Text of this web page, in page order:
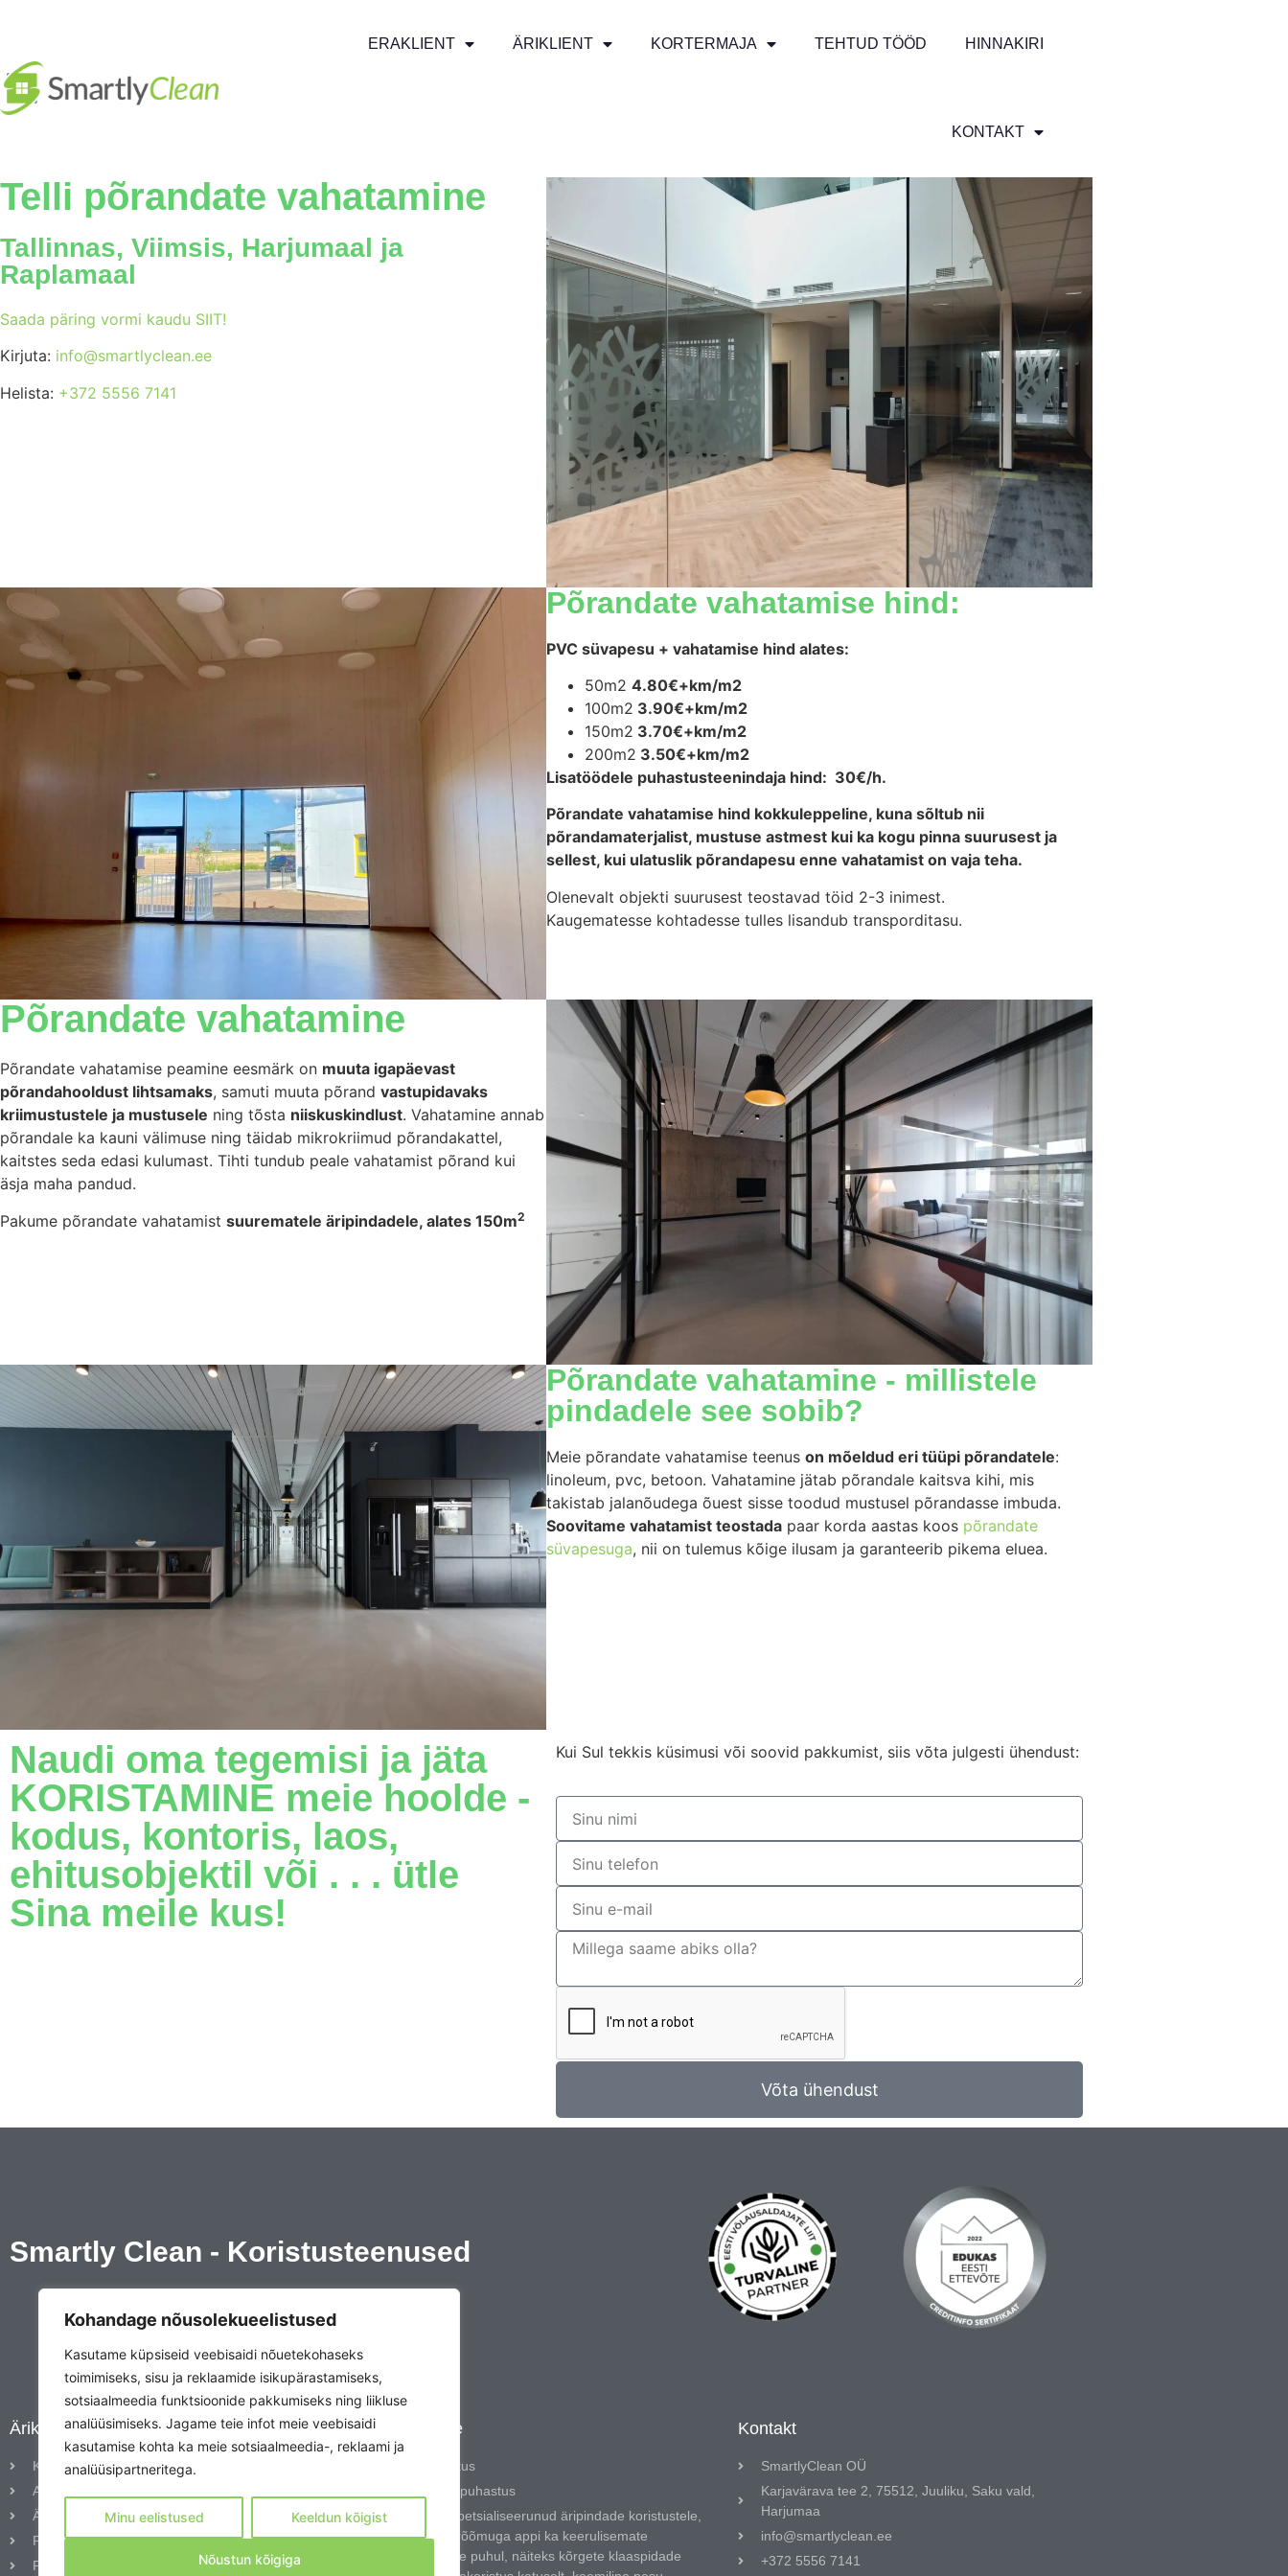
Kohandage nõusolekueelistused
Kasutame küpsiseid veebisaidi nõuetekohaseks
toimimiseks, sisu ja reklaamide isikupärastamiseks,
sotsiaalmeedia funktsioonide pakkumiseks ning liikluse
analüüsimiseks. Jagame teie infot meie veebisaidi
kasutamise kohta ka meie sotsiaalmeedia-, reklaami ja
analüüsipartneritega.
Minu eelistused Keeldun kõigist
Nõustun kõigiga
ERAKLIENT ÄRIKLIENT KORTERMAJA TEHTUD TÖÖD HINNAKIRI
KONTAKT
Telli põrandate vahatamine
Tallinnas, Viimsis, Harjumaal ja
Raplamaal
Saada päring vormi kaudu SIIT!
Kirjuta: info@smartlyclean.ee
Helista: +372 5556 7141
Põrandate vahatamise hind:
PVC süvapesu + vahatamise hind alates:
50m2 4.80€+km/m2
100m2 3.90€+km/m2
150m2 3.70€+km/m2
200m2 3.50€+km/m2
Lisatöödele puhastusteenindaja hind: 30€/h.
Põrandate vahatamise hind kokkuleppeline, kuna sõltub nii
põrandamaterjalist, mustuse astmest kui ka kogu pinna suurusest ja
sellest, kui ulatuslik põrandapesu enne vahatamist on vaja teha.
Olenevalt objekti suurusest teostavad töid 2-3 inimest.
Kaugematesse kohtadesse tulles lisandub transporditasu.
Põrandate vahatamine
Põrandate vahatamise peamine eesmärk on muuta igapäevast
põrandahooldust lihtsamaks, samuti muuta põrand vastupidavaks
kriimustustele ja mustusele ning tõsta niiskuskindlust. Vahatamine annab
põrandale ka kauni välimuse ning täidab mikrokriimud põrandakattel,
kaitstes seda edasi kulumast. Tihti tundub peale vahatamist põrand kui
äsja maha pandud.
Pakume põrandate vahatamist suurematele äripindadele, alates 150m2
Põrandate vahatamine - millistele
pindadele see sobib?
Meie põrandate vahatamise teenus on mõeldud eri tüüpi põrandatele:
linoleum, pvc, betoon. Vahatamine jätab põrandale kaitsva kihi, mis
takistab jalanõudega õuest sisse toodud mustusel põrandasse imbuda.
Soovitame vahatamist teostada paar korda aastas koos põrandate
süvapesuga, nii on tulemus kõige ilusam ja garanteerib pikema eluea.
Naudi oma tegemisi ja jäta
KORISTAMINE meie hoolde -
kodus, kontoris, laos,
ehitusobjektil või . . . ütle
Sina meile kus!
Kui Sul tekkis küsimusi või soovid pakkumist, siis võta julgesti ühendust:
Võta ühendust
Smartly Clean - Koristusteenused
Ärikliendile
Keemiline puhastus
Akende ja klaaspindade pesu
Äripindade koristus
Põrandate süvapesu
Põrandate vahatamine
Erakliendile
Kodukoristus
Keemiline puhastus
Oleme küll spetsialiseerunud äripindade koristustele,
kuid tuleme rõõmuga appi ka keerulisemate
kodukoristuse puhul, näiteks kõrgete klaaspidade
Kontakt
SmartlyClean OÜ
Karjavärava tee 2, 75512, Juuliku, Saku vald,
Harjumaa
info@smartlyclean.ee
+372 5556 7141